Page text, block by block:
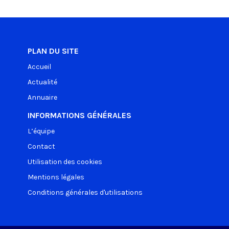
PLAN DU SITE
Accueil
Actualité
Annuaire
INFORMATIONS GÉNÉRALES
L’équipe
Contact
Utilisation des cookies
Mentions légales
Conditions générales d'utilisations